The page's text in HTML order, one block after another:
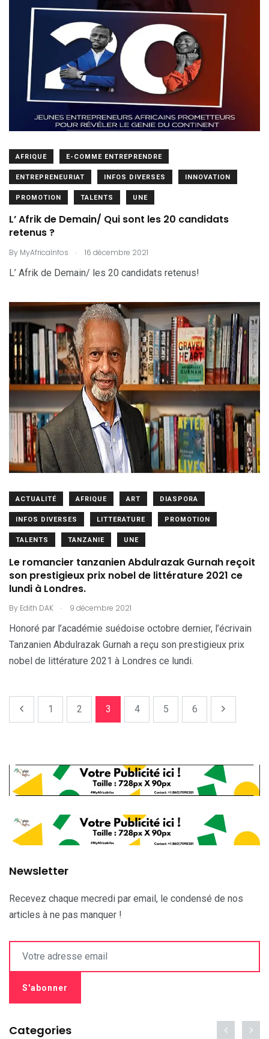
AFRIQUE E-COMME ENTREPRENDRE
ENTREPRENEURIAT INFOS DIVERSES INNOVATION
PROMOTION TALENTS UNE
L’ Afrik de Demain/ Qui sont les 20 candidats
retenus ?
By MyAfricaInfos . 16 décembre 2021
L’ Afrik de Demain/ les 20 candidats retenus!
ACTUALITÉ AFRIQUE ART DIASPORA
INFOS DIVERSES LITTERATURE PROMOTION
TALENTS TANZANIE UNE
Le romancier tanzanien Abdulrazak Gurnah reçoit
son prestigieux prix nobel de littérature 2021 ce
lundi à Londres.
By Edith DAK . 9 décembre 2021
Honoré par l’académie suédoise octobre dernier, l’écrivain
Tanzanien Abdulrazak Gurnah a reçu son prestigieux prix
nobel de littérature 2021 à Londres ce lundi.
1 2 3 4 5 6
Newsletter
Recevez chaque mecredi par email, le condensé de nos
articles à ne pas manquer !
Categories